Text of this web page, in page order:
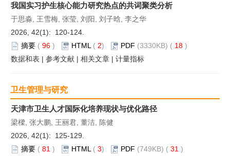
我国实习护生核心能力研究热点的共词聚类分析
于思淼, 王雪梅, 张莹, 刘阳, 刘子晗, 李之华
2026, 42(1): 120-124.
摘要 ( 96 ) HTML ( 2) PDF (3330KB) ( 18 )
数据和表 | 参考文献 | 相关文章 | 计量指标
卫生管理与研究
天津市卫生人才国际化培养现状与优化路径
梁樑, 张大鹏, 王丽君, 董洁, 陈健
2026, 42(1): 125-129.
摘要 ( 81 ) HTML ( 3) PDF (749KB) ( 31 )